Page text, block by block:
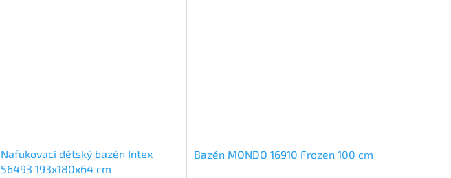
Nafukovací dětský bazén Intex
56493 193x180x64 cm
Bazén MONDO 16910 Frozen 100 cm